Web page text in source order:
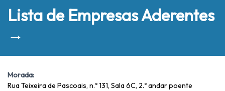
Lista de Empresas Aderentes
→
Morada:
Rua Teixeira de Pascoais, n.º 131, Sala 6C, 2.º andar poente